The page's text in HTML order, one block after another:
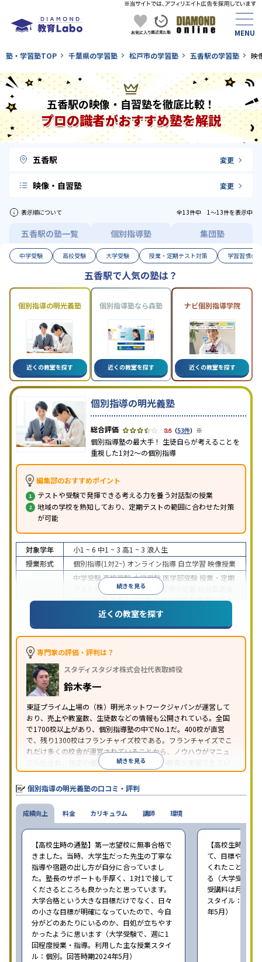
塾・学習塾TOP 千葉県の学習塾 松戸市の学習塾 五香駅の学習塾 映
五香駅の映像・自習塾を徹底比較！
プロの識者がおすすめ塾を解説
五香駅 変更
映像・自習塾 変更
表示順について 全13件中 1〜13件を表示中
五香駅の塾一覧 個別指導塾 集団塾
中学受験 高校受験 大学受験 授業・定期テスト対策 学習習慣の
五香駅で人気の塾は？
個別指導の明光義塾
近くの教室を探す
個別指導塾なら森塾
近くの教室を探す
ナビ個別指導学院
近くの教室を探す
個別指導の明光義塾
3.6（53件） ※
個別指導塾の最大手！ 生徒自らが考えることを
重視した1対2〜の個別指導
編集部のおすすめポイント
テストや受験で発揮できる考える力を養う対話型の授業
地域の学校を熟知しており、定期テストの範囲に合わせた対策
が可能
続きを見る
対象学年 小1 ~ 6 中1 ~ 3 高1 ~ 3 浪人生
授業形式
個別指導(1対2~) オンライン指導 自立学習 映像授業
中学受験高校受験大学受験 医学部受験 授業・定期
テスト対策
内申点対策 学習習慣の定着
(旧AO)対策推薦入試対策学校別特化対策国公立大
私大対策共通テスト対策
英語・英会話特化
対策その他科目別特化対策
特徴
中高一貫校生に対応
の振替可能
を利用オンライン対応1科目から受講可能
習のみの受講可
り
※2023年3月調査。小学校高学年の個別指導塾アンケート調査方法を参
近くの教室を探す
専門家の評価・評判は？
スタディスタジオ株式会社代表取締役
鈴木孝一
東証プライム上場の（株）明光ネットワークジャパンが運営して
おり、売上や教室数、生徒数などの情報も公開されている。全国
で1700校以上があり、個別指導塾の中でNo.1だ。400校が直営
で、残り1300校はフランチャイズ校である。フランチャイズでこ
れだけ多くの校舎が運営されていることから、ノウハウがマニュ
アル化され、特定の優秀な人材に依存しない教育が実現できてい
ることが推測される。
続きを見る
個別指導の明光義塾の口コミ・評判
成績向上
【高校生時の通塾】第一志望校に無事合格で
きました。当時、大学生だった先生の丁寧な
指導や宿題の出し方が自分に合っていまし
た。塾長のサポートも手厚く、1対1で接して
くださるところも良かったと思っています。
大学合格という大きな目標だけでなく、日々
の小さな目標が明確になっていたので、今自
分がどのあたりにいるのか、目処が立ちやす
かったように思います（大学受験で、週に1
回程度授業・指導。利用した主な授業スタイ
ル：個別。回答時期2024年5月）
【高校生時の通
て、目標や勉強
くれたことが、
る（大学受験で
受講料は月
スタイル：個別
年5月）
料金 カリキュラム 講師 環境